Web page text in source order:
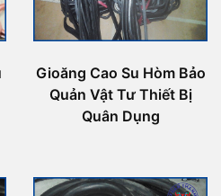
Gioăng Cao Su Hòm Bảo
Quản Vật Tư Thiết Bị
Quân Dụng